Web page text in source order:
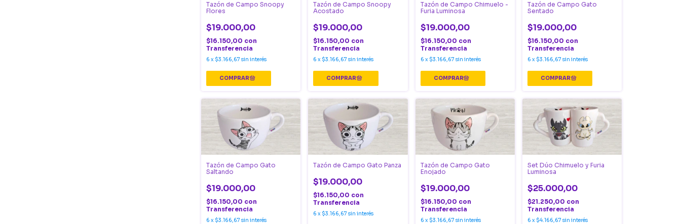
Tazón de Campo Snoopy
Flores
$19.000,00
$16.150,00 con
Transferencia
6 x $3.166,67 sin interés
Tazón de Campo Snoopy
Acostado
$19.000,00
$16.150,00 con
Transferencia
6 x $3.166,67 sin interés
Tazón de Campo Chimuelo -
Furia Luminosa
$19.000,00
$16.150,00 con
Transferencia
6 x $3.166,67 sin interés
Tazón de Campo Gato
Sentado
$19.000,00
$16.150,00 con
Transferencia
6 x $3.166,67 sin interés
Tazón de Campo Gato
Saltando
$19.000,00
$16.150,00 con
Transferencia
6 x $3.166,67 sin interés
Tazón de Campo Gato Panza
$19.000,00
$16.150,00 con
Transferencia
6 x $3.166,67 sin interés
Tazón de Campo Gato
Enojado
$19.000,00
$16.150,00 con
Transferencia
6 x $3.166,67 sin interés
Set Dúo Chimuelo y Furia
Luminosa
$25.000,00
$21.250,00 con
Transferencia
6 x $4.166,67 sin interés